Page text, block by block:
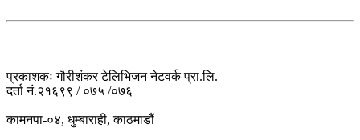
प्रकाशकः गौरीशंकर टेलिभिजन नेटवर्क प्रा.लि.
दर्ता नं.२१६९९ / ०७५ /०७६
कामनपा-०४, धुम्बाराही, काठमाडौं